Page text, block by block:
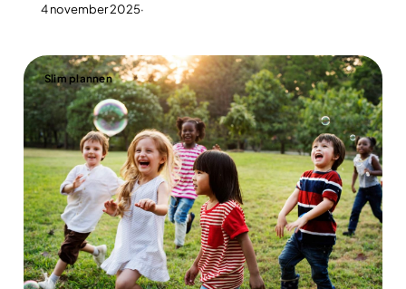
4 november 2025·
Slim plannen